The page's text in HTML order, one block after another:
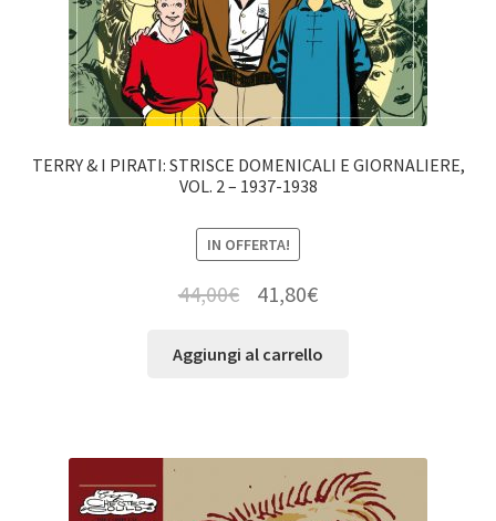
TERRY & I PIRATI: STRISCE DOMENICALI E GIORNALIERE,
VOL. 2 – 1937-1938
IN OFFERTA!
44,00€ 41,80€
Aggiungi al carrello